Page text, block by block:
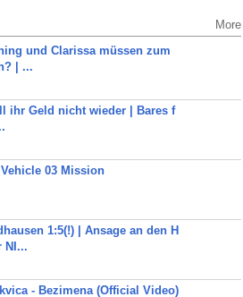
More
und Clarissa müssen zum
| ...
ihr Geld nicht wieder | Bares f
03 Mission
1:5(!) | Ansage an den H
NI...
- Bezimena (Official Video)